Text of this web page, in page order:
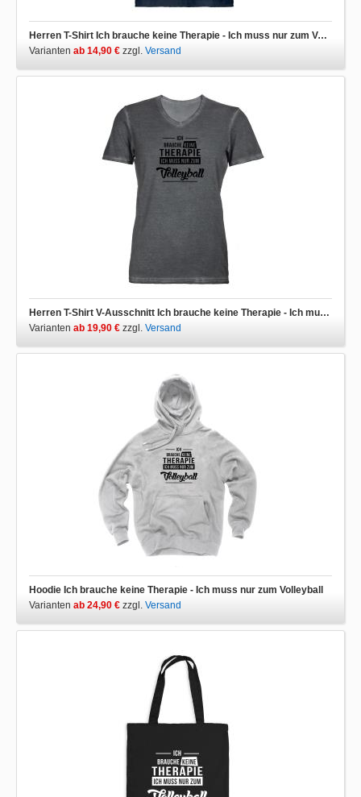
Herren T-Shirt Ich brauche keine Therapie - Ich muss nur zum Volleyball
Varianten ab 14,90 € zzgl. Versand
Herren T-Shirt V-Ausschnitt Ich brauche keine Therapie - Ich muss nur zum Volleyball
Varianten ab 19,90 € zzgl. Versand
Hoodie Ich brauche keine Therapie - Ich muss nur zum Volleyball
Varianten ab 24,90 € zzgl. Versand